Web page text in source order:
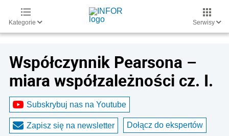
Kategorie Serwisy
Współczynnik Pearsona –
miara współzależności cz. I.
Subskrybuj nas na Youtube
Zapisz się na newsletter Dołącz do ekspertów